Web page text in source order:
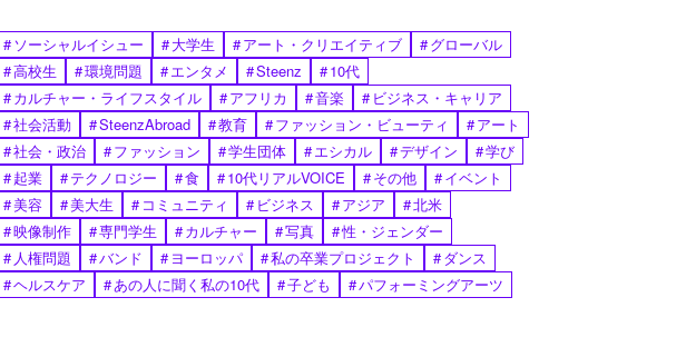
# ソーシャルイシュー #大学生 #アート・クリエイティブ #グローバル
#高校生 #環境問題 #エンタメ #Steenz #10代
#カルチャー・ライフスタイル #アフリカ #音楽 # ビジネス・キャリア
#社会活動 #SteenzAbroad #教育 #ファッション・ビューティ #アート
#社会・政治 #ファッション #学生団体 #エシカル #デザイン #学び
#起業 #テクノロジー #食 #10代リアルVOICE #その他 #イベント
#美容 #美大生 # コミュニティ # ビジネス #アジア #北米
#映像制作 #専門学生 #カルチャー #写真 #性・ジェンダー
# 人権問題 #バンド # ヨーロッパ #私の卒業プロジェクト #ダンス
#ヘルスケア #あの人に聞く私の10代 #子ども #パフォーミングアーツ